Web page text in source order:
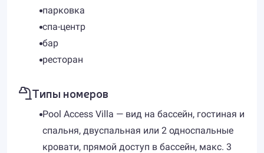
парковка
спа-центр
бар
ресторан
Типы номеров
Pool Access Villa — вид на бассейн, гостиная и
спальня, двуспальная или 2 односпальные
кровати, прямой доступ в бассейн, макс. 3